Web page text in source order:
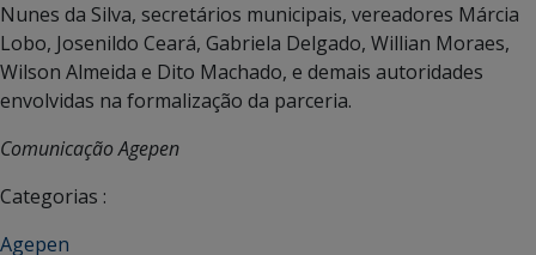
Nunes da Silva, secretários municipais, vereadores Márcia
Lobo, Josenildo Ceará, Gabriela Delgado, Willian Moraes,
Wilson Almeida e Dito Machado, e demais autoridades
envolvidas na formalização da parceria.
Comunicação Agepen
Categorias :
Agepen